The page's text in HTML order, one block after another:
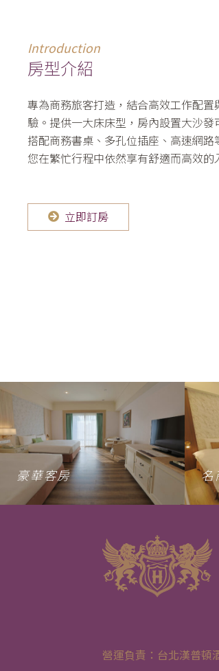
Introduction
房型介紹
專為商務旅客打造，結合高效工作配置
驗。 提供一大床床型， 房內設置大沙發
搭配商務書桌、多孔位插座、高速網路
您在繁忙行程中依然享有舒適而高效的
立即訂房
豪華客房 名
營運負責：台北漢普